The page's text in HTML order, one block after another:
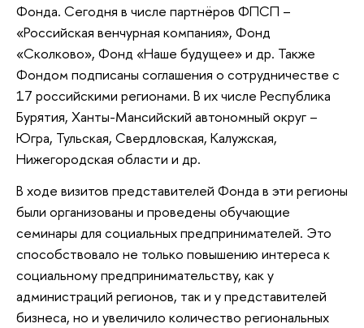
Фонда. Сегодня в числе партнёров ФПСП –
«Российская венчурная компания», Фонд
«Сколково», Фонд «Наше будущее» и др. Также
Фондом подписаны соглашения о сотрудничестве с
17 российскими регионами. В их числе Республика
Бурятия, Ханты-Мансийский автономный округ –
Югра, Тульская, Свердловская, Калужская,
Нижегородская области и др.
В ходе визитов представителей Фонда в эти регионы
были организованы и проведены обучающие
семинары для социальных предпринимателей. Это
способствовало не только повышению интереса к
социальному предпринимательству, как у
администраций регионов, так и у представителей
бизнеса, но и увеличило количество региональных